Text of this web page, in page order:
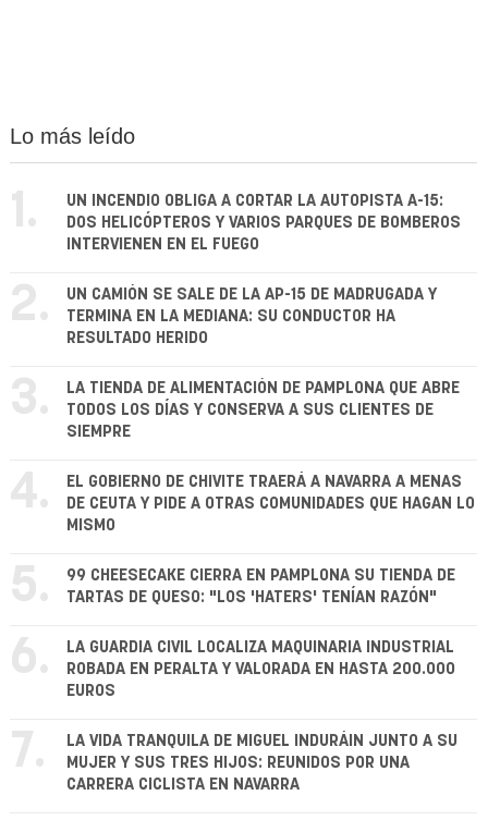
Lo más leído
1.
UN INCENDIO OBLIGA A CORTAR LA AUTOPISTA A-15:
DOS HELICÓPTEROS Y VARIOS PARQUES DE BOMBEROS
INTERVIENEN EN EL FUEGO
2.
UN CAMIÓN SE SALE DE LA AP-15 DE MADRUGADA Y
TERMINA EN LA MEDIANA: SU CONDUCTOR HA
RESULTADO HERIDO
3.
LA TIENDA DE ALIMENTACIÓN DE PAMPLONA QUE ABRE
TODOS LOS DÍAS Y CONSERVA A SUS CLIENTES DE
SIEMPRE
4.
EL GOBIERNO DE CHIVITE TRAERÁ A NAVARRA A MENAS
DE CEUTA Y PIDE A OTRAS COMUNIDADES QUE HAGAN LO
MISMO
5.
99 CHEESECAKE CIERRA EN PAMPLONA SU TIENDA DE
TARTAS DE QUESO: "LOS 'HATERS' TENÍAN RAZÓN"
6.
LA GUARDIA CIVIL LOCALIZA MAQUINARIA INDUSTRIAL
ROBADA EN PERALTA Y VALORADA EN HASTA 200.000
EUROS
7.
LA VIDA TRANQUILA DE MIGUEL INDURÁIN JUNTO A SU
MUJER Y SUS TRES HIJOS: REUNIDOS POR UNA
CARRERA CICLISTA EN NAVARRA